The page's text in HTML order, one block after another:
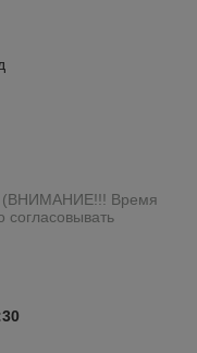
(ВНИМАНИЕ!!! Время
согласовывать